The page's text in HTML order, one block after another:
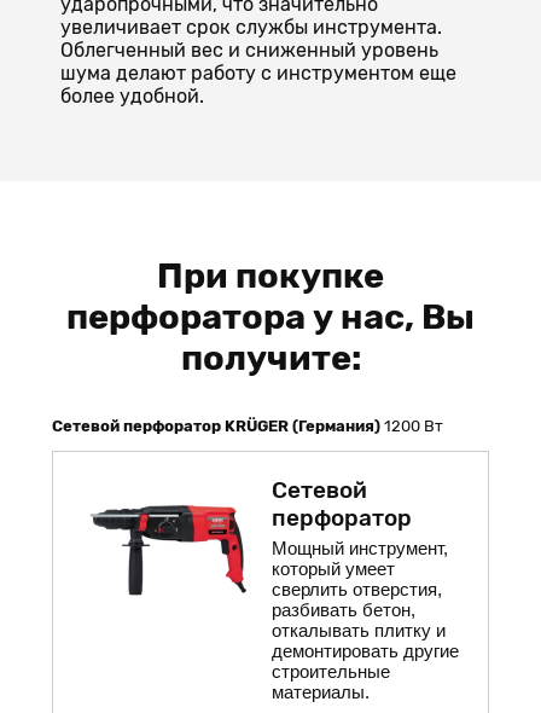
увеличивает срок службы инструмента.
Облегченный вес и сниженный уровень
шума делают работу с инструментом еще
более удобной.
При покупке
перфоратора у нас, Вы
получите:
Сетевой перфоратор KRÜGER (Германия)1200 Вт
Сетевой
перфоратор
Мощный инструмент,
который умеет
сверлить отверстия,
разбивать бетон,
откалывать плитку и
демонтировать другие
строительные
материалы.